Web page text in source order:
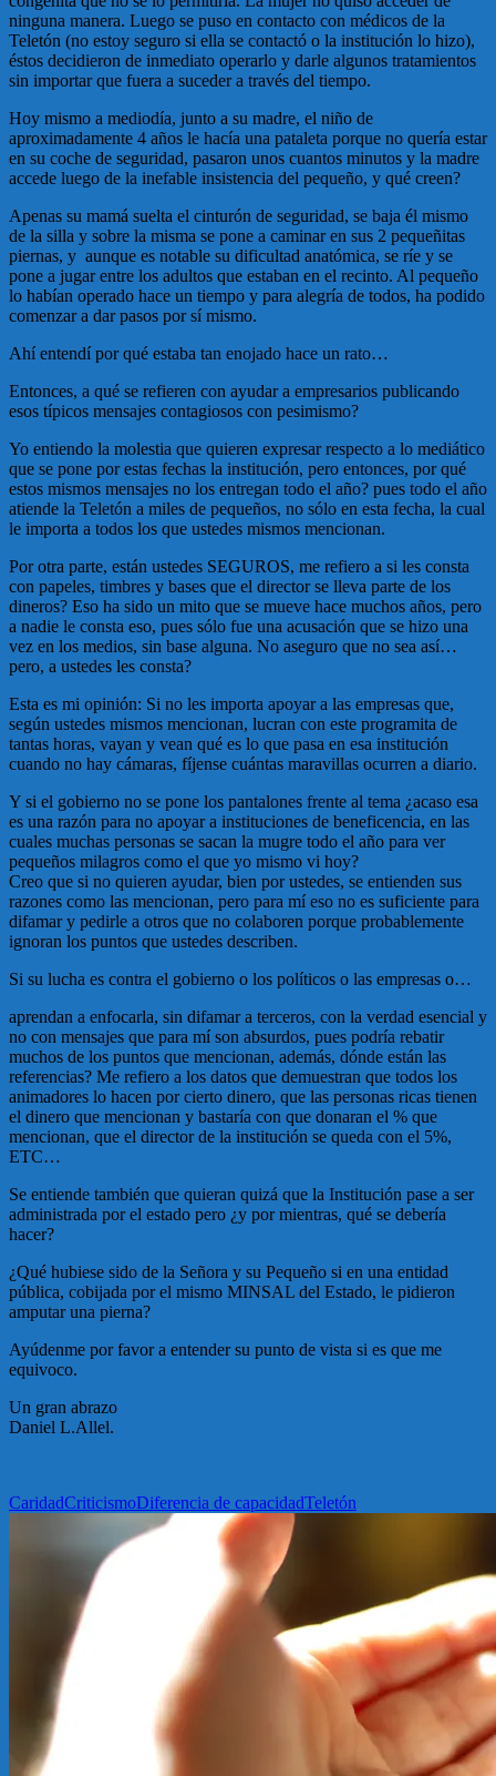
ninguna manera. Luego se puso en contacto con médicos de la
Teletón (no estoy seguro si ella se contactó o la institución lo hizo),
éstos decidieron de inmediato operarlo y darle algunos tratamientos
sin importar que fuera a suceder a través del tiempo.
Hoy mismo a mediodía, junto a su madre, el niño de
aproximadamente 4 años le hacía una pataleta porque no quería estar
en su coche de seguridad, pasaron unos cuantos minutos y la madre
accede luego de la inefable insistencia del pequeño, y qué creen?
Apenas su mamá suelta el cinturón de seguridad, se baja él mismo
de la silla y sobre la misma se pone a caminar en sus 2 pequeñitas
piernas, y aunque es notable su dificultad anatómica, se ríe y se
pone a jugar entre los adultos que estaban en el recinto. Al pequeño
lo habían operado hace un tiempo y para alegría de todos, ha podido
comenzar a dar pasos por sí mismo.
Ahí entendí por qué estaba tan enojado hace un rato…
Entonces, a qué se refieren con ayudar a empresarios publicando
esos típicos mensajes contagiosos con pesimismo?
Yo entiendo la molestia que quieren expresar respecto a lo mediático
que se pone por estas fechas la institución, pero entonces, por qué
estos mismos mensajes no los entregan todo el año? pues todo el año
atiende la Teletón a miles de pequeños, no sólo en esta fecha, la cual
le importa a todos los que ustedes mismos mencionan.
Por otra parte, están ustedes SEGUROS, me refiero a si les consta
con papeles, timbres y bases que el director se lleva parte de los
dineros? Eso ha sido un mito que se mueve hace muchos años, pero
a nadie le consta eso, pues sólo fue una acusación que se hizo una
vez en los medios, sin base alguna. No aseguro que no sea así…
pero, a ustedes les consta?
Esta es mi opinión: Si no les importa apoyar a las empresas que,
según ustedes mismos mencionan, lucran con este programita de
tantas horas, vayan y vean qué es lo que pasa en esa institución
cuando no hay cámaras, fíjense cuántas maravillas ocurren a diario.
Y si el gobierno no se pone los pantalones frente al tema ¿acaso esa
es una razón para no apoyar a instituciones de beneficencia, en las
cuales muchas personas se sacan la mugre todo el año para ver
pequeños milagros como el que yo mismo vi hoy?
Creo que si no quieren ayudar, bien por ustedes, se entienden sus
razones como las mencionan, pero para mí eso no es suficiente para
difamar y pedirle a otros que no colaboren porque probablemente
ignoran los puntos que ustedes describen.
Si su lucha es contra el gobierno o los políticos o las empresas o…
aprendan a enfocarla, sin difamar a terceros, con la verdad esencial y
no con mensajes que para mí son absurdos, pues podría rebatir
muchos de los puntos que mencionan, además, dónde están las
referencias? Me refiero a los datos que demuestran que todos los
animadores lo hacen por cierto dinero, que las personas ricas tienen
el dinero que mencionan y bastaría con que donaran el % que
mencionan, que el director de la institución se queda con el 5%,
ETC…
Se entiende también que quieran quizá que la Institución pase a ser
administrada por el estado pero ¿y por mientras, qué se debería
hacer?
¿Qué hubiese sido de la Señora y su Pequeño si en una entidad
pública, cobijada por el mismo MINSAL del Estado, le pidieron
amputar una pierna?
Ayúdenme por favor a entender su punto de vista si es que me
equivoco.
Un gran abrazo
Daniel L.Allel.
CaridadCriticismoDiferencia de capacidadTeletón